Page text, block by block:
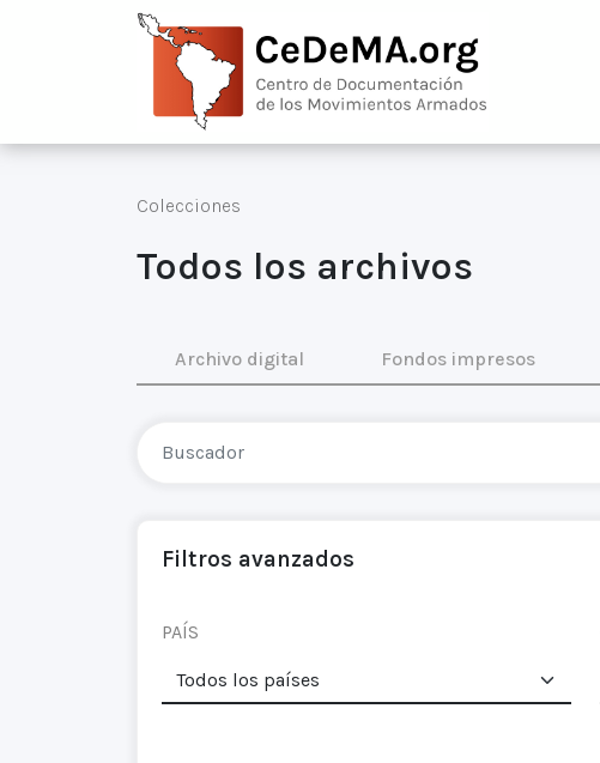
Colecciones
Todos los archivos
Archivo digital Fondos impresos
Filtros avanzados
PAÍS